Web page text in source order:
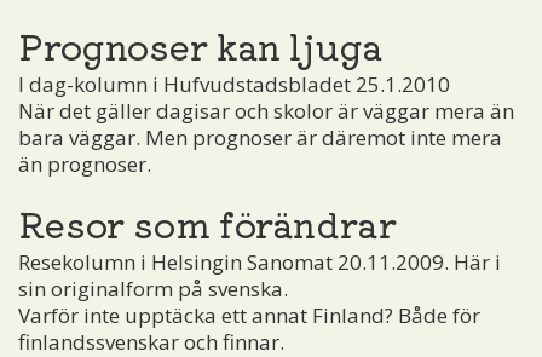
Prognoser kan ljuga
I dag-kolumn i Hufvudstadsbladet 25.1.2010
När det gäller dagisar och skolor är väggar mera än
bara väggar. Men prognoser är däremot inte mera
än prognoser.
Resor som förändrar
Resekolumn i Helsingin Sanomat 20.11.2009. Här i
sin originalform på svenska.
Varför inte upptäcka ett annat Finland? Både för
finlandssvenskar och finnar.